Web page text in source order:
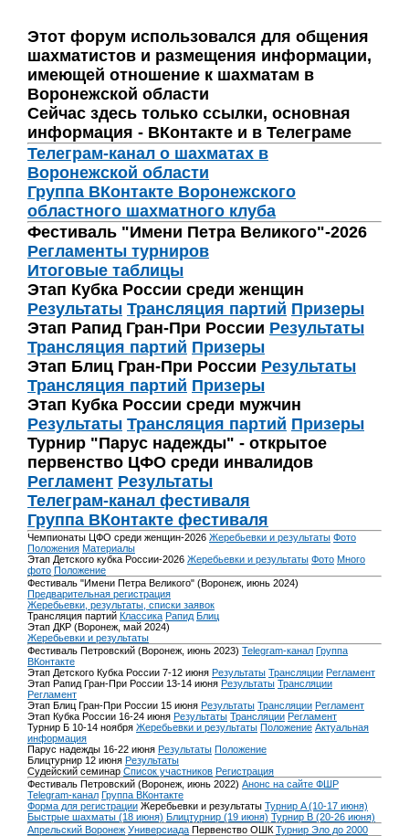
Этот форум использовался для общения
шахматистов и размещения информации,
имеющей отношение к шахматам в
Воронежской области
Сейчас здесь только ссылки, основная
информация - ВКонтакте и в Телеграме
Телеграм-канал о шахматах в
Воронежской области
Группа ВКонтакте Воронежского
областного шахматного клуба
Фестиваль "Имени Петра Великого"-2026
Регламенты турниров
Итоговые таблицы
Этап Кубка России среди женщин
Результаты Трансляция партий Призеры
Этап Рапид Гран-При России Результаты
Трансляция партий Призеры
Этап Блиц Гран-При России Результаты
Трансляция партий Призеры
Этап Кубка России среди мужчин
Результаты Трансляция партий Призеры
Турнир "Парус надежды" - открытое
первенство ЦФО среди инвалидов
Регламент Результаты
Телеграм-канал фестиваля
Группа ВКонтакте фестиваля
Чемпионаты ЦФО среди женщин-2026 Жеребьевки и результаты Фото
Положения Материалы
Этап Детского кубка России-2026 Жеребьевки и результаты Фото Много
фото Положение
Фестиваль "Имени Петра Великого" (Воронеж, июнь 2024)
Предварительная регистрация
Жеребьевки, результаты, списки заявок
Трансляция партий Классика Рапид Блиц
Этап ДКР (Воронеж, май 2024)
Жеребьевки и результаты
Фестиваль Петровский (Воронеж, июнь 2023) Telegram-канал Группа
ВКонтакте
Этап Детского Кубка России 7-12 июня Результаты Трансляции Регламент
Этап Рапид Гран-При России 13-14 июня Результаты Трансляции
Регламент
Этап Блиц Гран-При России 15 июня Результаты Трансляции Регламент
Этап Кубка России 16-24 июня Результаты Трансляции Регламент
Турнир Б 10-14 ноября Жеребьевки и результаты Положение Актуальная
информация
Парус надежды 16-22 июня Результаты Положение
Блицтурнир 12 июня Результаты
Судейский семинар Список участников Регистрация
Фестиваль Петровский (Воронеж, июнь 2022) Анонс на сайте ФШР
Telegram-канал Группа ВКонтакте
Форма для регистрации Жеребьевки и результаты Турнир A (10-17 июня)
Быстрые шахматы (18 июня) Блицтурнир (19 июня) Турнир B (20-26 июня)
Апрельский Воронеж Универсиада Первенство ОШК Турнир Эло до 2000